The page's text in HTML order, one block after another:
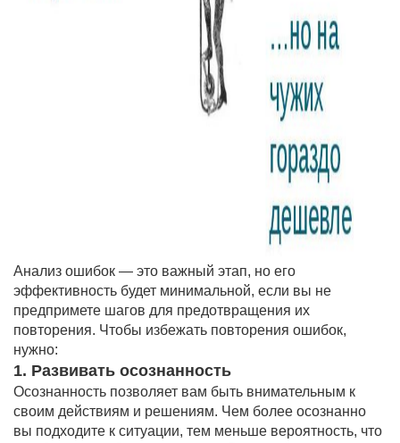
Анализ ошибок — это важный этап, но его
эффективность будет минимальной, если вы не
предпримете шагов для предотвращения их
повторения. Чтобы избежать повторения ошибок,
нужно:
1. Развивать осознанность
Осознанность позволяет вам быть внимательным к
своим действиям и решениям. Чем более осознанно
вы подходите к ситуации, тем меньше вероятность, что